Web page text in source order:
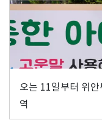
오는 11일부터 위
역